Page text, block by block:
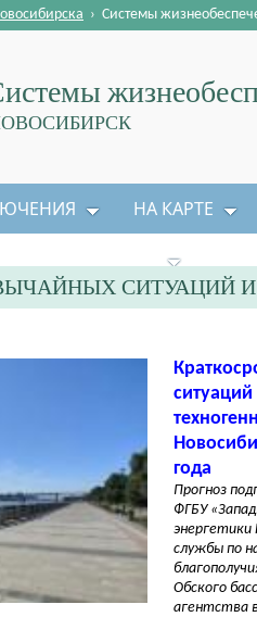
› Системы
НА КАРТЕ
СИТУАЦИЙ
года
Прогноз
ФГБУ
энергетики
службы по
Обского
агентства